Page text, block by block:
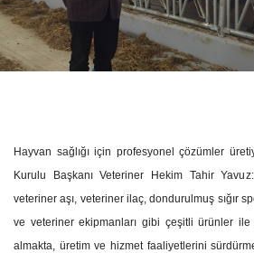
Hayvan sağlığı için profesyonel çözümler
Kurulu Başkanı Veteriner Hekim Tahir
veteriner aşı, veteriner ilaç, dondurulmuş sığır
ve veteriner ekipmanları gibi çeşitli ürünler ile
almakta, üretim ve hizmet faaliyetlerini